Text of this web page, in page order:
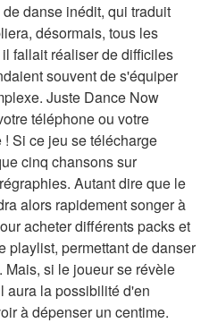
danse inédit, qui traduit
désormais, tous les
fallait réaliser de difficiles
souvent de s'équiper
Juste Dance Now
téléphone ou votre
Si ce jeu se télécharge
cinq chansons sur
Autant dire que le
alors rapidement songer à
acheter différents packs et
playlist, permettant de danser
si le joueur se révèle
aura la possibilité d'en
à dépenser un centime.